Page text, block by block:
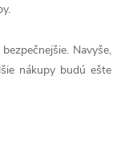
Navyše,
nákupy budú ešte